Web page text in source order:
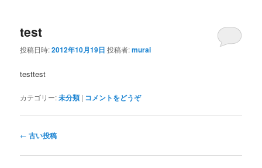
ン
移
動
ツ
動
test
投稿日時:2012年10月19日 投稿者:murai
testtest
カテゴリー:未分類 | コメントをどうぞ
投
ナ
← 古い投稿